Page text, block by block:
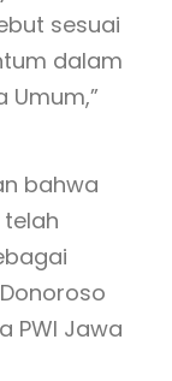
sesuai
dalam
Umum,”
bahwa
telah
PWI Jawa